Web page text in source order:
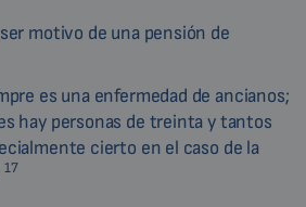
motivo de una pensión de
es una enfermedad de ancianos;
hay personas de treinta y tantos
cierto en el caso de la
17